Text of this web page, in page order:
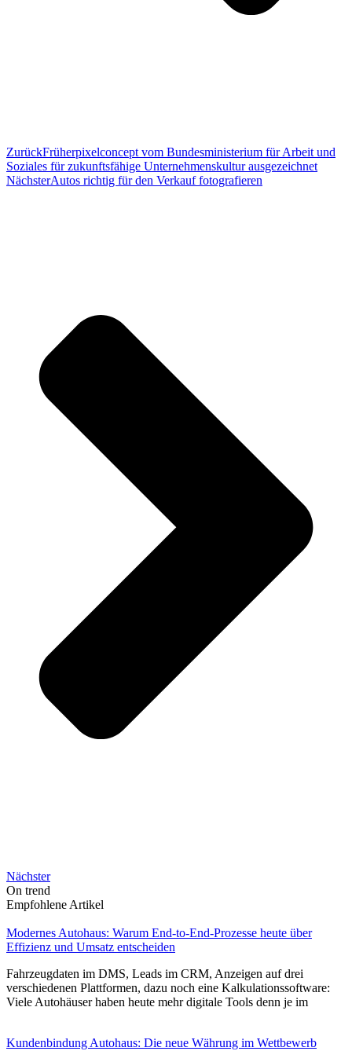
ZurückFrüherpixelconcept vom Bundesministerium für Arbeit und
Soziales für zukunftsfähige Unternehmenskultur ausgezeichnet
NächsterAutos richtig für den Verkauf fotografieren
Nächster
On trend
Empfohlene Artikel
Modernes Autohaus: Warum End-to-End-Prozesse heute über
Effizienz und Umsatz entscheiden
Fahrzeugdaten im DMS, Leads im CRM, Anzeigen auf drei
verschiedenen Plattformen, dazu noch eine Kalkulationssoftware:
Viele Autohäuser haben heute mehr digitale Tools denn je im
Kundenbindung Autohaus: Die neue Währung im Wettbewerb